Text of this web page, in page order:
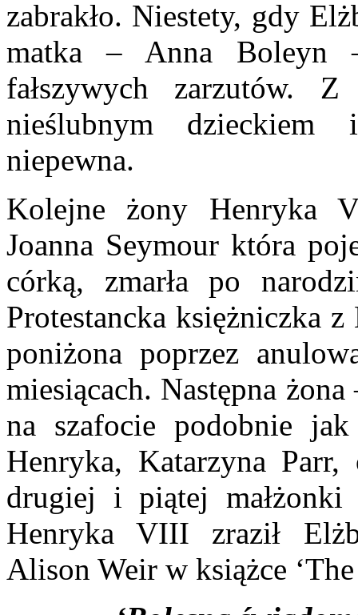
zabrakło. Niestety, gdy
matka – Anna Boleyn
fałszywych zarzutów.
nieślubnym dzieckiem
niepewna.
Kolejne żony Henryka
Joanna Seymour która
córką, zmarła po
Protestancka księżniczka
poniżona poprzez
miesiącach. Następna
na szafocie podobnie
Henryka, Katarzyna
drugiej i piątej
Henryka VIII zraził
Alison Weir w książce